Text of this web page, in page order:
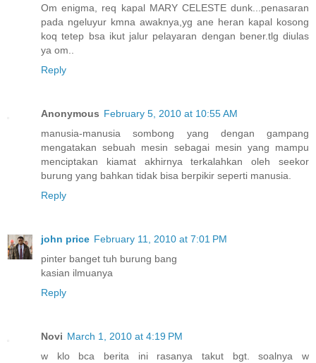
Om enigma, req kapal MARY CELESTE dunk...penasaran
pada ngeluyur kmna awaknya,yg ane heran kapal kosong
koq tetep bsa ikut jalur pelayaran dengan bener.tlg diulas
ya om..
Reply
Anonymous February 5, 2010 at 10:55 AM
manusia-manusia sombong yang dengan gampang
mengatakan sebuah mesin sebagai mesin yang mampu
menciptakan kiamat akhirnya terkalahkan oleh seekor
burung yang bahkan tidak bisa berpikir seperti manusia.
Reply
john price February 11, 2010 at 7:01 PM
pinter banget tuh burung bang
kasian ilmuanya
Reply
Novi March 1, 2010 at 4:19 PM
w klo bca berita ini rasanya takut bgt. soalnya w